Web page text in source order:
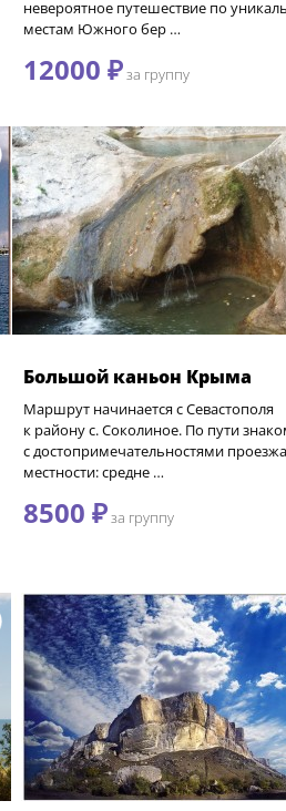
невероятное путешествие по
местам Южного бер …
12000 ₽за группу
Большой каньон Крыма
Маршрут начинается с Севастополя
к району с. Соколиное. По пути
с достопримечательностями
местности: средне …
8500 ₽за группу